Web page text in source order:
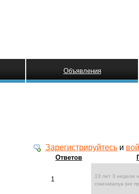
Объявления
Зарегистрируйтесь и
Ответов
1
13 лет 3 недели
craevatanya (не